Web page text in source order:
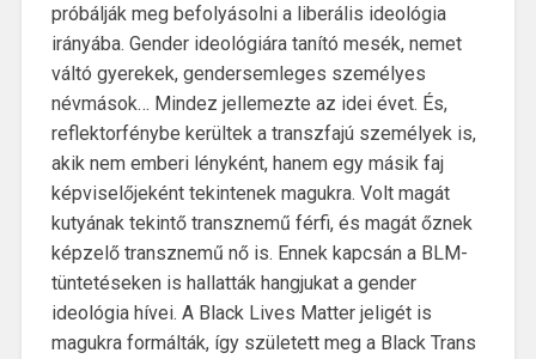
próbálják meg befolyásolni a liberális ideológia
irányába. Gender ideológiára tanító mesék, nemet
váltó gyerekek, gendersemleges személyes
névmások… Mindez jellemezte az idei évet. És,
reflektorfénybe kerültek a transzfajú személyek is,
akik nem emberi lényként, hanem egy másik faj
képviselőjeként tekintenek magukra. Volt magát
kutyának tekintő transznemű férfi, és magát őznek
képzelő transznemű nő is. Ennek kapcsán a BLM-
tüntetéseken is hallatták hangjukat a gender
ideológia hívei. A Black Lives Matter jeligét is
magukra formálták, így született meg a Black Trans